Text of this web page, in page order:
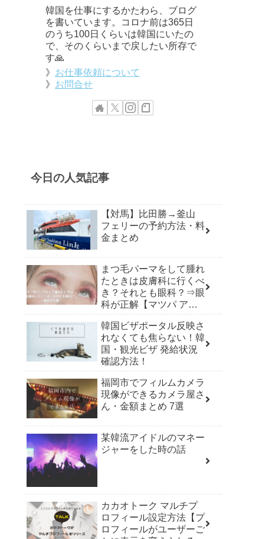
韓国を仕事にするかたわら、ブログ
を書いています。コロナ前は365日
のうち100日くらいは韓国にいたの
で、そのくらいまで戻したい所存で
す🙏
》 お仕事依頼について
》 お問合せ
今日の人気記事
【対馬】比田勝→釜山
フェリーの予約方法・料
金まとめ
まつ毛パーマをして腫れ
たときは皮膚科に行くべ
き？それとも眼科？⇒眼
科が正解【マツパ アレ
韓国ビザポータル反映さ
れなくても焦らない！韓
国・観光ビザ 発給状況
確認方法！
福岡市でフィルムカメラ
現像ができるカメラ屋さ
ん・金額まとめ 7選
某韓流アイドルのマネー
ジャーをした時の話
カカオトーク マルチプ
ロフィール設定方法【プ
ロフィールがユーザーご